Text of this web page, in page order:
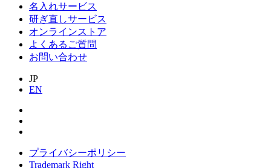
名入れサービス
研ぎ直しサービス
オンラインストア
よくあるご質問
お問い合わせ
JP
EN
プライバシーポリシー
Trademark Right